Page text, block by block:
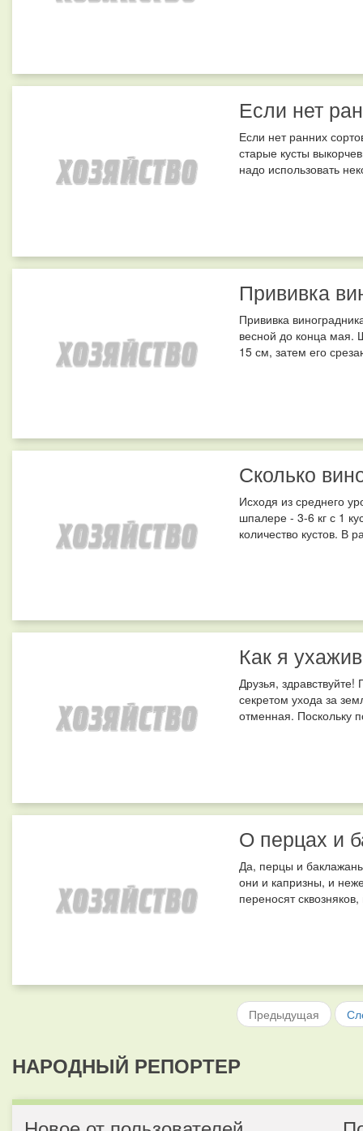
Если нет
Если нет ранних
старые кусты
надо использовать
Прививка
Прививка
весной до конца мая.
15 см, затем его
Сколько
Исходя из среднего
шпалере - 3-6 кг с 1
количество кустов. В
Как я
Друзья,
секретом ухода за
отменная. Поскольку
О перцах и
Да, перцы и
они и капризны, и
переносят
Предыдущая
НАРОДНЫЙ РЕПОРТЕР